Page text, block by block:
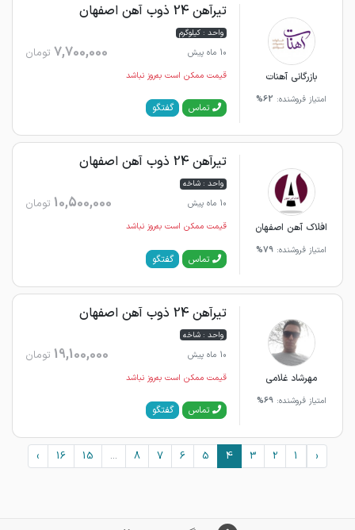
بازرگانی آهنات
امتیاز فروشنده: 62%
تیرآهن 24 ذوب آهن اصفهان
واحد : کیلوگرم
10 ماه پیش
7,700,000 تومان
قیمت ممکن است به‌روز نباشد
تماس گفتگو
افلاک آهن اصفهان
امتیاز فروشنده: 79%
تیرآهن 24 ذوب آهن اصفهان
واحد : شاخه
10 ماه پیش
10,500,000 تومان
قیمت ممکن است به‌روز نباشد
تماس گفتگو
مهرشاد غلامی
امتیاز فروشنده:69%
تیرآهن 24 ذوب آهن اصفهان
واحد : شاخه
10 ماه پیش
19,100,000 تومان
قیمت ممکن است به‌روز نباشد
تماس گفتگو
‹
1
2
3
4
5
6
7
8
...
15
16
›